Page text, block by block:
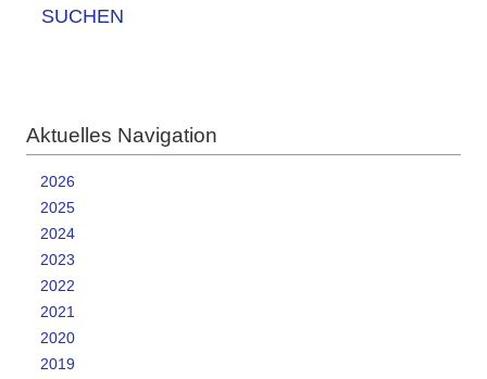
SUCHEN
Aktuelles Navigation
2026
2025
2024
2023
2022
2021
2020
2019